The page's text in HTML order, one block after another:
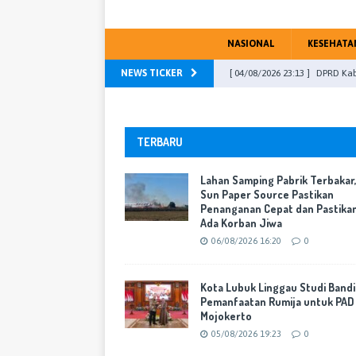
NASIONAL
NEWS TICKER [ 04/08/2026 23:13 ] DPRD
[ 31/07/2026 16:46 ] DPR RI,
yang Berorientasi Pelayanan
[ 06/08/2026 16:20 ] Lahan
Cepat dan Pastikan Tak Ada
Kota
Mojokerto WARTA KOTA
TERBARU
Lahan Samping Pabrik
Sun Paper Source Pastikan
Penanganan Cepat dan
Ada Korban Jiwa
06/08/2026 16:20 0
Kota Lubuk Linggau Studi
Pemanfaatan Rumija untuk
Mojokerto
05/08/2026 19:23 0